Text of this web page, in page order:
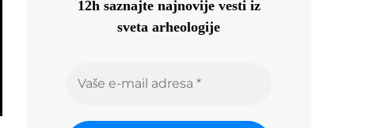
12h saznajte najnovije vesti iz
sveta arheologije